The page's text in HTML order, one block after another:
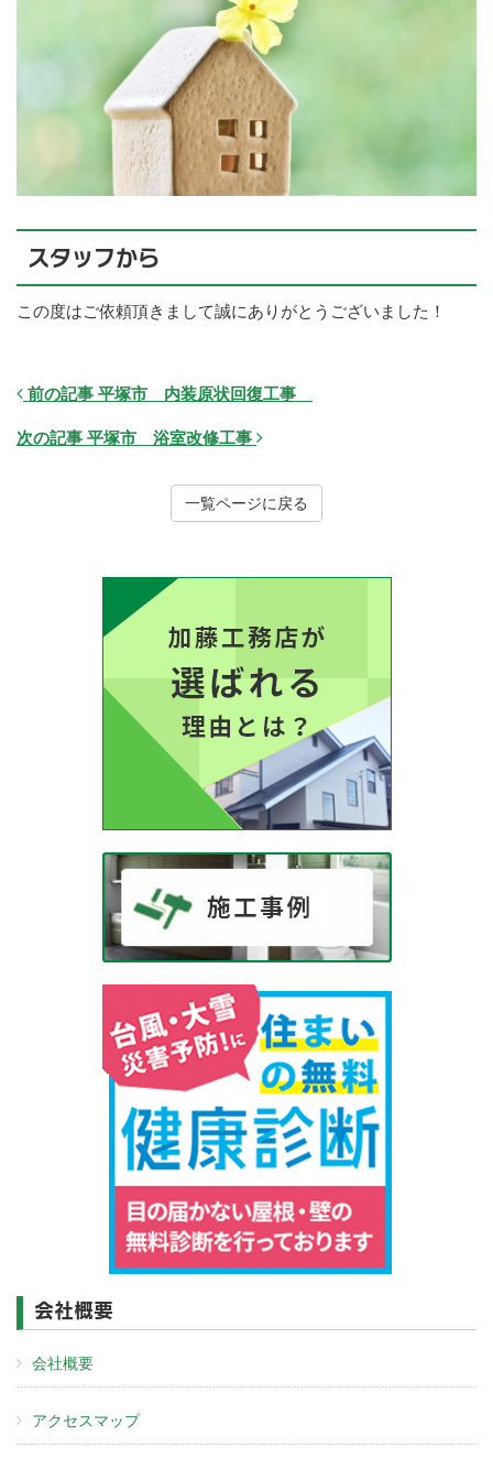
スタッフから
この度はご依頼頂きまして誠にありがとうございました！
前の記事 平塚市 内装原状回復工事
次の記事 平塚市 浴室改修工事
一覧ページに戻る
会社概要
会社概要
アクセスマップ